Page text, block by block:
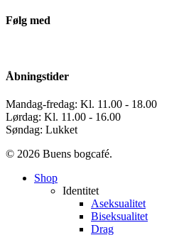
Følg med
Åbningstider
Mandag-fredag: Kl. 11.00 - 18.00
Lørdag: Kl. 11.00 - 16.00
Søndag: Lukket
© 2026 Buens bogcafé.
Close
Shop
Identitet
Aseksualitet
Biseksualitet
Drag